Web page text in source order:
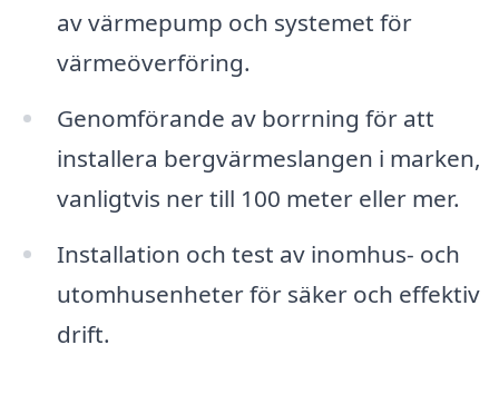
av värmepump och systemet för
värmeöverföring.
Genomförande av borrning för att
installera bergvärmeslangen i marken,
vanligtvis ner till 100 meter eller mer.
Installation och test av inomhus- och
utomhusenheter för säker och effektiv
drift.